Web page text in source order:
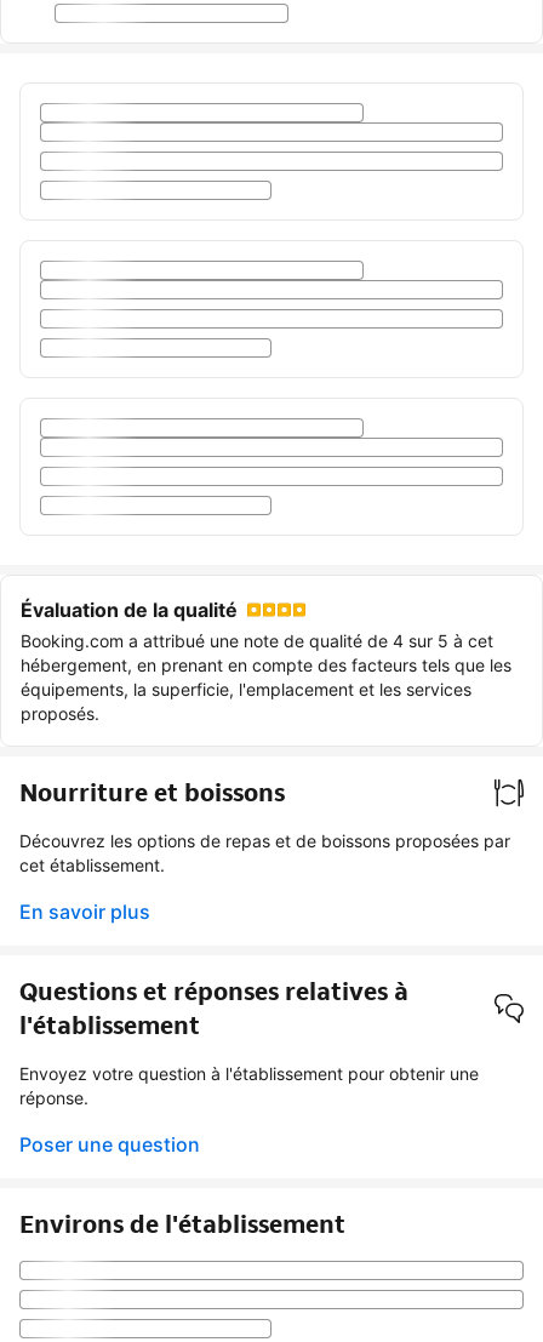
Évaluation de la qualité
Booking.com a attribué une note de qualité de 4 sur 5 à cet
hébergement, en prenant en compte des facteurs tels que les
équipements, la superficie, l'emplacement et les services
proposés.
Nourriture et boissons
Découvrez les options de repas et de boissons proposées par
cet établissement.
En savoir plus
Questions et réponses relatives à
l'établissement
Envoyez votre question à l'établissement pour obtenir une
réponse.
Poser une question
Environs de l'établissement